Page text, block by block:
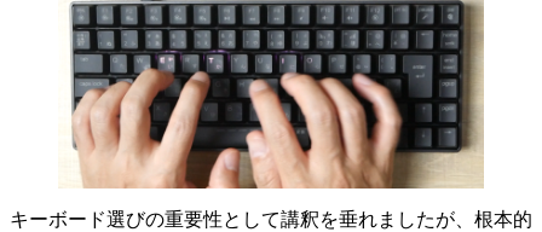
キーボード選びの重要性として講釈を垂れましたが、根本的